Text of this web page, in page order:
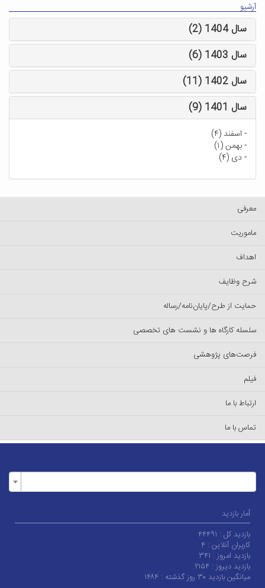
آرشیو
سال 1404 (2)
سال 1403 (6)
سال 1402 (11)
سال 1401 (9)
- اسفند (۴)
-بهمن (۱)
- دی (۴)
معرفی
ماموریت
اهداف
شرح وظایف
حمایت از طرح/پایان‌نامه/رساله
سلسله کارگاه ها و نشست های تخصصی
فرصت‌های پژوهشی
فیلم
ارتباط با ما
تماس با ما
آمار بازدید
بازدید کل : ۴۴۴۹۱
کاربران آنلاین : ۴
بازدید امروز : ۳۴۱
بازدید دیروز : ۲۱۵۴
میانگین بازدید ۳۰ روز گذشته :
۱۴۸۴